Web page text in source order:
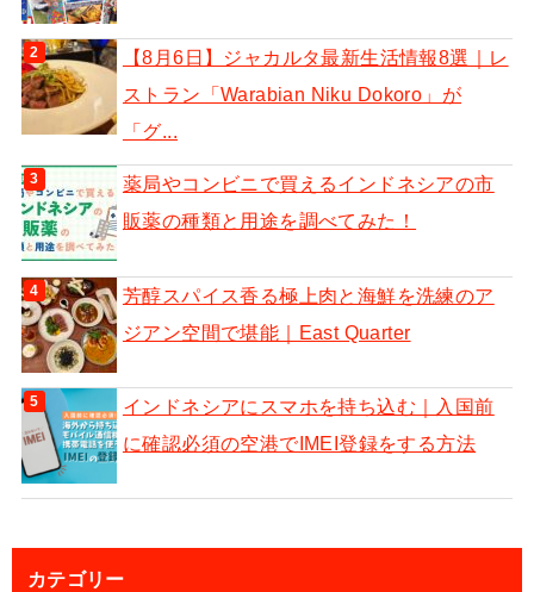
【8月6日】ジャカルタ最新生活情報8選｜レ
ストラン「Warabian Niku Dokoro」が
「グ...
薬局やコンビニで買えるインドネシアの市
販薬の種類と用途を調べてみた！
芳醇スパイス香る極上肉と海鮮を洗練のア
ジアン空間で堪能｜East Quarter
インドネシアにスマホを持ち込む｜入国前
に確認必須の空港でIMEI登録をする方法
カテゴリー